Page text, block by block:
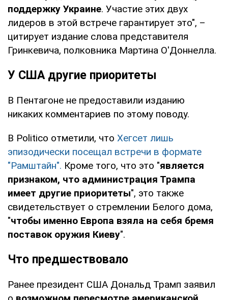
поддержку Украине. Участие этих двух
лидеров в этой встрече гарантирует это", –
цитирует издание слова представителя
Гринкевича, полковника Мартина О'Доннелла.
У США другие приоритеты
В Пентагоне не предоставили изданию
никаких комментариев по этому поводу.
В Politico отметили, что Хегсет лишь
эпизодически посещал встречи в формате
"Рамштайн". Кроме того, что это "является
признаком, что администрация Трампа
имеет другие приоритеты", это также
свидетельствует о стремлении Белого дома,
"чтобы именно Европа взяла на себя бремя
поставок оружия Киеву".
Что предшествовало
Ранее президент США Дональд Трамп заявил